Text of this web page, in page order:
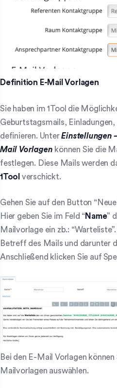
Definition E-Mail Vorlagen
Sie haben im 1Tool die
Geburtstagsmails,
definieren. UnterEinstellungen
Mail Vorlagen können Sie die
festlegen. Diese Mails werden
1Tool verschickt.
Gehen Sie auf den Button
Hier geben Sie im Feld “Name”
Mailvorlage ein zb.:
Betreff des Mails und darunter
Anschließend klicken Sie auf
Bei den E-Mail Vorlagen
Mailvorlagen auswählen.